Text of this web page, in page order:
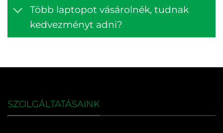
Több laptopot vásárolnék, tudnak
kedvezményt adni?
SZOLGÁLTATÁSAINK